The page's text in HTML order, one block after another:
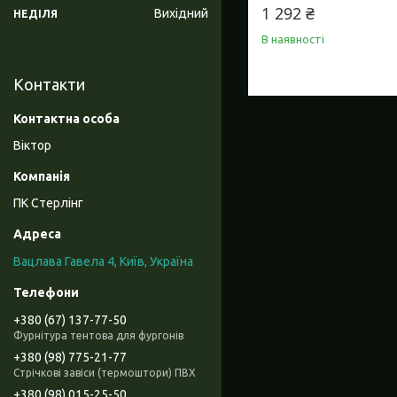
1 292 ₴
В наявності
НЕДІЛЯ Вихідний
Контакти
Віктор
ПК Стерлінг
Вацлава Гавела 4, Київ, Україна
+380 (67) 137-77-50
Фурнітура тентова для фургонів
+380 (98) 775-21-77
Стрічкові завіси (термоштори) ПВХ